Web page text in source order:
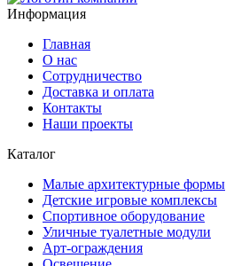
Информация
Главная
О нас
Сотрудничество
Доставка и оплата
Контакты
Наши проекты
Каталог
Малые архитектурные формы
Детские игровые комплексы
Спортивное оборудование
Уличные туалетные модули
Арт-ограждения